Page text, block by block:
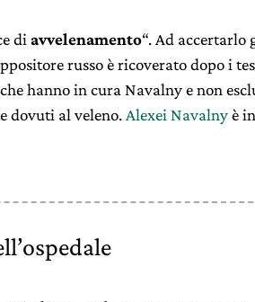
di avvelenamento“. Ad accertarlo
russo è ricoverato dopo i
hanno in cura Navalny e non
dovuti al veleno. Alexei Navalnyè